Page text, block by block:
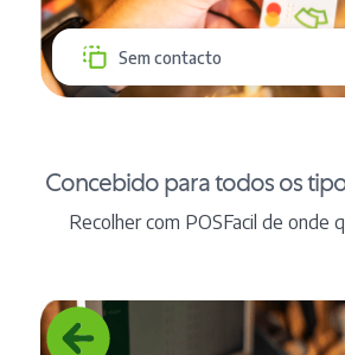
Sem contacto
Concebido para todos os
Recolher com POSFacil de onde